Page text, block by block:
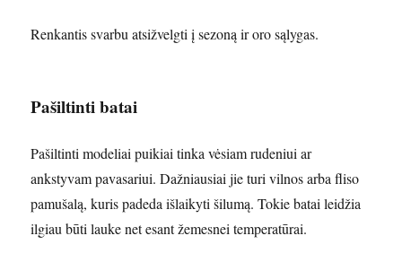
Renkantis svarbu atsižvelgti į sezoną ir oro sąlygas.
Pašiltinti batai
Pašiltinti modeliai puikiai tinka vėsiam rudeniui ar
ankstyvam pavasariui. Dažniausiai jie turi vilnos arba fliso
pamušalą, kuris padeda išlaikyti šilumą. Tokie batai leidžia
ilgiau būti lauke net esant žemesnei temperatūrai.